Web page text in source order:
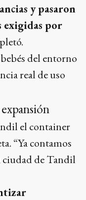
y pasaron
exigidas por
del entorno
real de uso
el container
“Ya contamos
ciudad de Tandil